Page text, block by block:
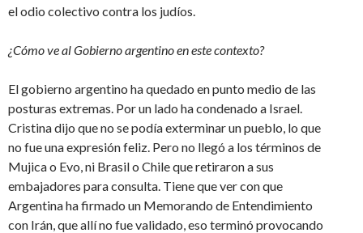
el odio colectivo contra los judíos.
¿Cómo ve al Gobierno argentino en este contexto?
El gobierno argentino ha quedado en punto medio de las
posturas extremas. Por un lado ha condenado a Israel.
Cristina dijo que no se podía exterminar un pueblo, lo que
no fue una expresión feliz. Pero no llegó a los términos de
Mujica o Evo, ni Brasil o Chile que retiraron a sus
embajadores para consulta. Tiene que ver con que
Argentina ha firmado un Memorando de Entendimiento
con Irán, que allí no fue validado, eso terminó provocando